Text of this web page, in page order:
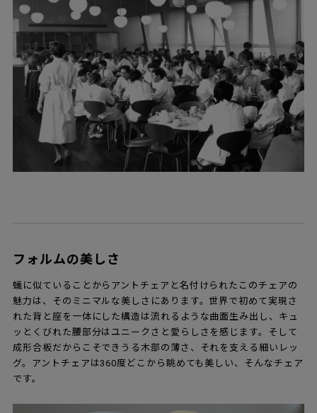
フォルムの美しさ
蟻に似ていることからアントチェアと名付けられたこのチェアの
魅力は、そのミニマルな美しさにあります。世界で初めて実現さ
れた背と座を一体にした構造は流れるような曲面生み出し、キュ
ッとくびれた腰部分はユニークさと愛らしさを感じます。そして
成形合板だからこそできうる木部の薄さ、それを支える細いレッ
グ。アントチェアは360度どこから眺めても美しい、そんなチェア
です。